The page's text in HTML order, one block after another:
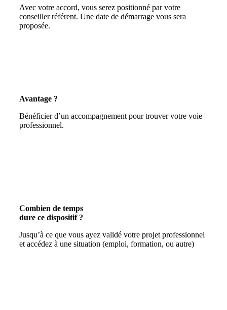
Avec votre accord, vous serez positionné par votre
conseiller référent. Une date de démarrage vous sera
proposée.
Avantage ?
Bénéficier d’un accompagnement pour trouver votre voie
professionnel.
Combien de temps
dure ce dispositif ?
Jusqu’à ce que vous ayez validé votre projet professionnel
et accédez à une situation (emploi, formation, ou autre)